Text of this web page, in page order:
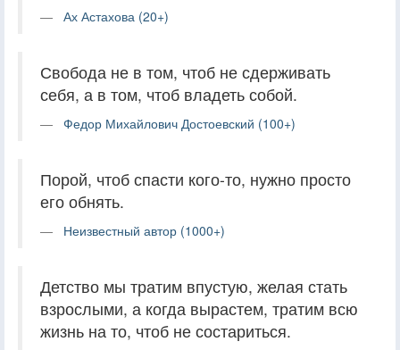
Ах Астахова (20+)
Свобода не в том, чтоб не сдерживать
себя, а в том, чтоб владеть собой.
Федор Михайлович Достоевский (100+)
Порой, чтоб спасти кого-то, нужно просто
его обнять.
Неизвестный автор (1000+)
Детство мы тратим впустую, желая стать
взрослыми, а когда вырастем, тратим всю
жизнь на то, чтоб не состариться.